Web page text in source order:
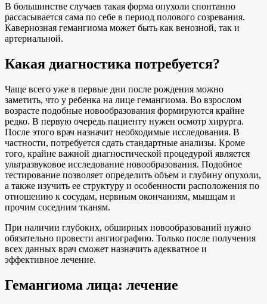
В большинстве случаев такая форма опухоли спонтанно
рассасывается сама по себе в период полового созревания.
Кавернозная гемангиома может быть как венозной, так и
артериальной.
Какая диагностика потребуется?
Чаще всего уже в первые дни после рождения можно
заметить, что у ребенка на лице гемангиома. Во взрослом
возрасте подобные новообразования формируются крайне
редко. В первую очередь пациенту нужен осмотр хирурга.
После этого врач назначит необходимые исследования. В
частности, потребуется сдать стандартные анализы. Кроме
того, крайне важной диагностической процедурой является
ультразвуковое исследование новообразования. Подобное
тестирование позволяет определить объем и глубину опухоли,
а также изучить ее структуру и особенности расположения по
отношению к сосудам, нервным окончаниям, мышцам и
прочим соседним тканям.
При наличии глубоких, обширных новообразований нужно
обязательно провести ангиографию. Только после получения
всех данных врач сможет назначить адекватное и
эффективное лечение.
Гемангиома лица: лечение